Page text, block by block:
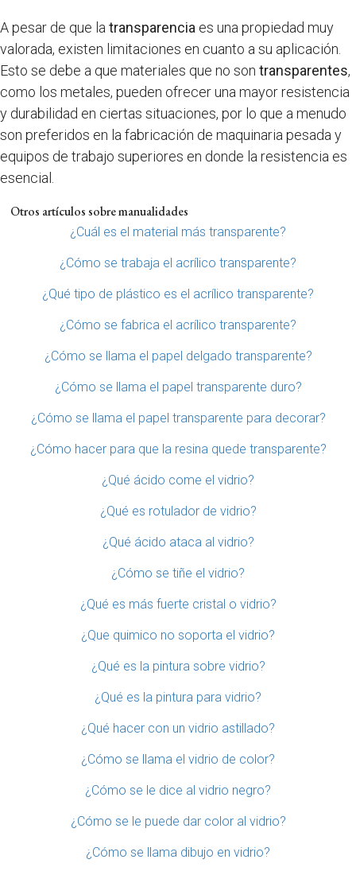
A pesar de que la transparencia es una propiedad muy
valorada, existen limitaciones en cuanto a su aplicación.
Esto se debe a que materiales que no son transparentes,
como los metales, pueden ofrecer una mayor resistencia
y durabilidad en ciertas situaciones, por lo que a menudo
son preferidos en la fabricación de maquinaria pesada y
equipos de trabajo superiores en donde la resistencia es
esencial.
Otros artículos sobre manualidades
¿Cuál es el material más transparente?
¿Cómo se trabaja el acrílico transparente?
¿Qué tipo de plástico es el acrílico transparente?
¿Cómo se fabrica el acrílico transparente?
¿Cómo se llama el papel delgado transparente?
¿Cómo se llama el papel transparente duro?
¿Cómo se llama el papel transparente para decorar?
¿Cómo hacer para que la resina quede transparente?
¿Qué ácido come el vidrio?
¿Qué es rotulador de vidrio?
¿Qué ácido ataca al vidrio?
¿Cómo se tiñe el vidrio?
¿Qué es más fuerte cristal o vidrio?
¿Que quimico no soporta el vidrio?
¿Qué es la pintura sobre vidrio?
¿Qué es la pintura para vidrio?
¿Qué hacer con un vidrio astillado?
¿Cómo se llama el vidrio de color?
¿Cómo se le dice al vidrio negro?
¿Cómo se le puede dar color al vidrio?
¿Cómo se llama dibujo en vidrio?